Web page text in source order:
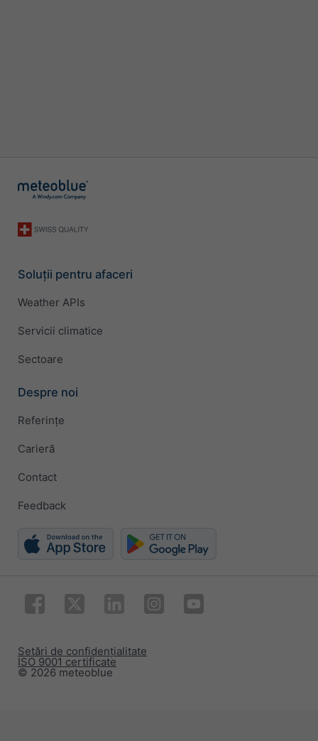
Soluții pentru afaceri
Weather APIs
Servicii climatice
Sectoare
Despre noi
Referințe
Carieră
Contact
Feedback
© 2026 meteoblue
ISO 9001 certificate
Setări de confidențialitate